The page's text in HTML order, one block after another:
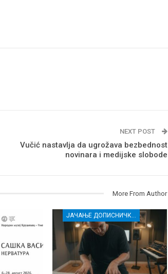
NEXT POST
Vučić nastavlja da ugrožava bezbednost
novinara i medijske slobode
More From Author
ЈАЧАЊЕ ДОПИСНИЧКЕ МРЕЖЕ НЕЗАВИСНИХ МЕДИЈА У РАСИНСКОМ ОКРУГУ